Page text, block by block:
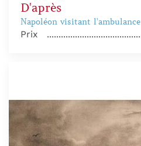
D'après
Napoléon visitant l'ambulance
Prix